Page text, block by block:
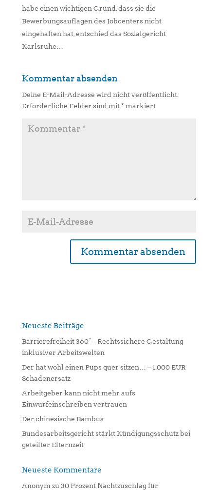
habe einen wichtigen Grund, dass sie die
Bewerbungsauflagen des Jobcenters nicht
eingehalten hat, entschied das Sozialgericht
Karlsruhe…
Kommentar absenden
Deine E-Mail-Adresse wird nicht veröffentlicht.
Erforderliche Felder sind mit* markiert
n
v
e
:
Neueste Beiträge
Barrierefreiheit 360° – Rechtssichere Gestaltung
inklusiver Arbeitswelten
Der hat wohl einen Pups quer sitzen… – 1.000 EUR
Schadenersatz
Arbeitgeber kann nicht mehr aufs
Einwurfeinschreiben vertrauen
Der chinesische Bambus
Bundesarbeitsgericht stärkt Kündigungsschutz bei
geteilter Elternzeit
Neueste Kommentare
Anonym zu 30 Prozent Nachtzuschlag für